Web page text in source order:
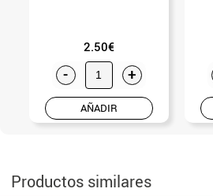
2.50€
- +
AÑADIR
Productos similares